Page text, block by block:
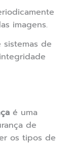
imagens.
sistemas de
é uma
de
os tipos de